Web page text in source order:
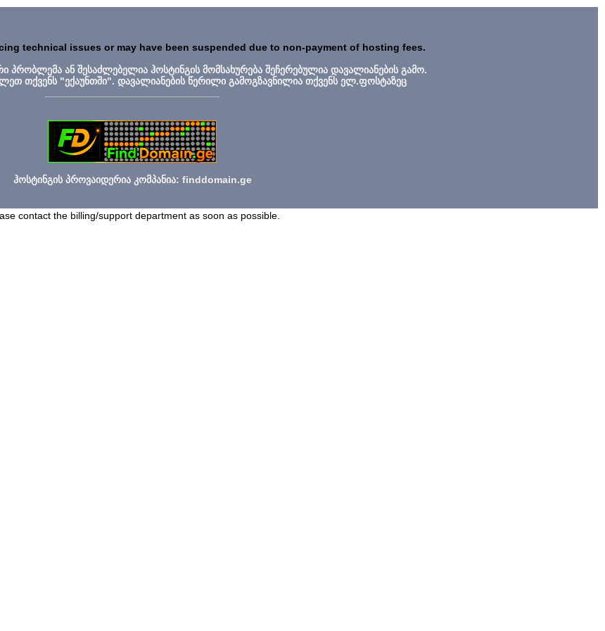
technical issues or may have been suspended due to non-payment of hosting fees.
პრობლემა ან შესაძლებელია ჰოსტინგის მომსახურება შეჩერებულია დავალიანების გამო.
თქვენს "ექაუნთში". დავალიანების წერილი გამოგზავნილია თქვენს ელ.ფოსტაზეც
ჰოსტინგის პროვაიდერია კომპანია: finddomain.ge
contact the billing/support department as soon as possible.